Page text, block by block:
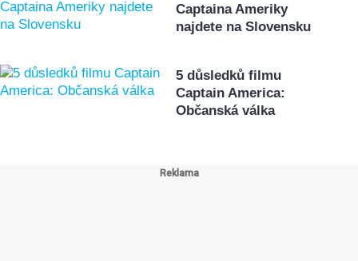
Captaina Ameriky
najdete na Slovensku
5 důsledků filmu
Captain America:
Občanská válka